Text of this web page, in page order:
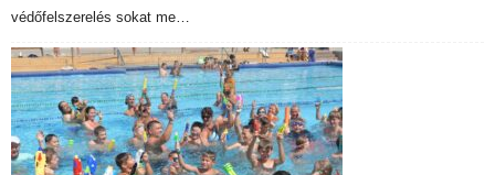
védőfelszerelés sokat me…